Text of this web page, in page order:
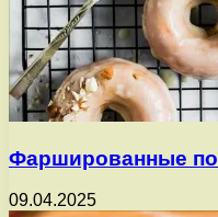
Фаршированные
09.04.2025